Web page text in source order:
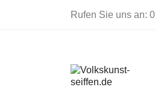
Rufen Sie uns an: